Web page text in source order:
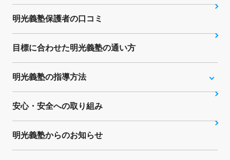
明光義塾保護者の口コミ
目標に合わせた明光義塾の通い方
明光義塾の指導方法
安心・安全への取り組み
明光義塾からのお知らせ